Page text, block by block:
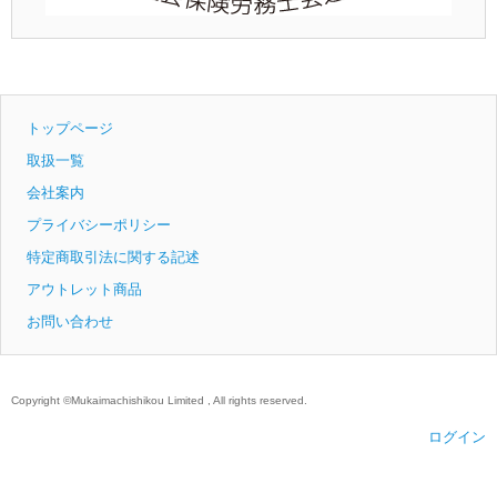
トップページ
取扱一覧
会社案内
プライバシーポリシー
特定商取引法に関する記述
アウトレット商品
お問い合わせ
Copyright ©Mukaimachishikou Limited , All rights reserved.
ログイン